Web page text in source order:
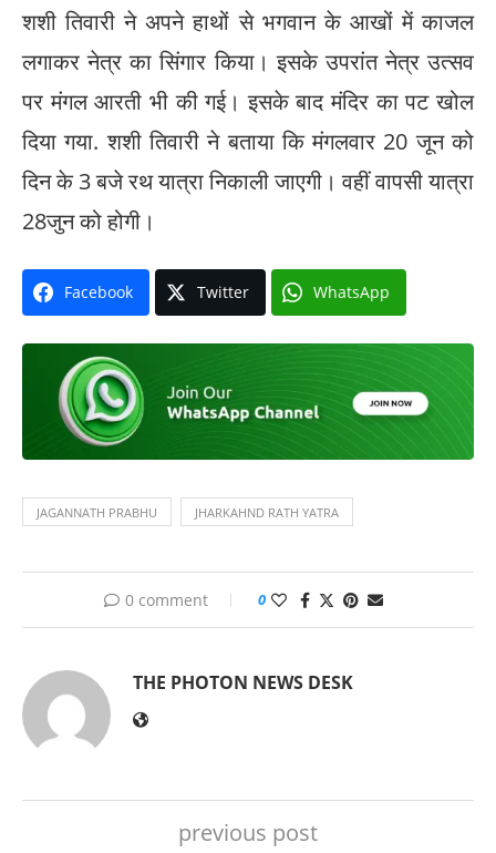
शशी तिवारी ने अपने हाथों से भगवान के आखों में काजल
लगाकर नेत्र का सिंगार किया। इसके उपरांत नेत्र उत्सव
पर मंगल आरती भी की गई। इसके बाद मंदिर का पट खोल
दिया गया. शशी तिवारी ने बताया कि मंगलवार 20 जून को
दिन के 3 बजे रथ यात्रा निकाली जाएगी। वहीं वापसी यात्रा
28जुन को होगी।
Facebook Twitter WhatsApp
JAGANNATH PRABHU JHARKAHND RATH YATRA
0 comment 0
THE PHOTON NEWS DESK
previous post